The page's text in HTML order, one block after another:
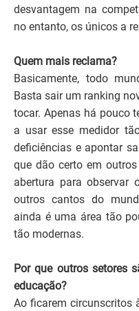
desvantagem na
no entanto, os únicos a
Quem mais reclama?
Basicamente, todo
Basta sair um ranking
tocar. Apenas há pouco
a usar esse medidor
deficiências e apontar
que dão certo em
abertura para observar
outros cantos do
ainda é uma área tão
tão modernas.
Por que outros setores
educação?
Ao ficarem circunscritos